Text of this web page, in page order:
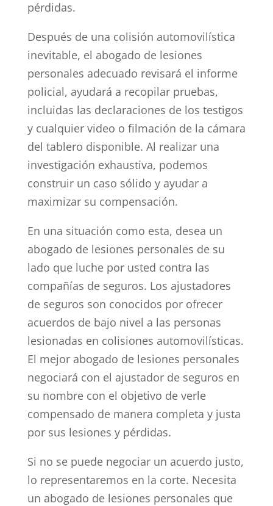
pérdidas.
Después de una colisión automovilística
inevitable, el abogado de lesiones
personales adecuado revisará el informe
policial, ayudará a recopilar pruebas,
incluidas las declaraciones de los testigos
y cualquier video o filmación de la cámara
del tablero disponible. Al realizar una
investigación exhaustiva, podemos
construir un caso sólido y ayudar a
maximizar su compensación.
En una situación como esta, desea un
abogado de lesiones personales de su
lado que luche por usted contra las
compañías de seguros. Los ajustadores
de seguros son conocidos por ofrecer
acuerdos de bajo nivel a las personas
lesionadas en colisiones automovilísticas.
El mejor abogado de lesiones personales
negociará con el ajustador de seguros en
su nombre con el objetivo de verle
compensado de manera completa y justa
por sus lesiones y pérdidas.
Si no se puede negociar un acuerdo justo,
lo representaremos en la corte. Necesita
un abogado de lesiones personales que